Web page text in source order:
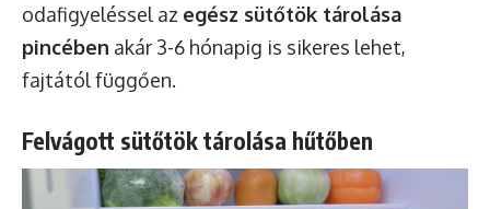
odafigyeléssel az egész sütőtök tárolása
pincében akár 3-6 hónapig is sikeres lehet,
fajtától függően.
Felvágott sütőtök tárolása hűtőben